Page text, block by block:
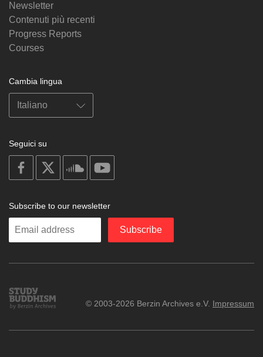
Newsletter
Contenuti più recenti
Progress Reports
Courses
Cambia lingua
Seguici su
on
facebook
soundcloud
Subscribe to our newsletter
Enter
Subscribe
Study
Buddhism
© 2003-2026 Berzin Archives e.V. Impressum